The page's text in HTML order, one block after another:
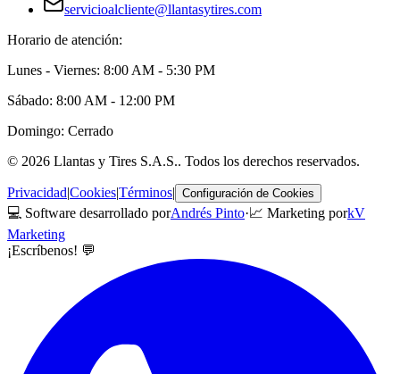
servicioalcliente@llantasytires.com
Horario de atención:
Lunes - Viernes: 8:00 AM - 5:30 PM
Sábado: 8:00 AM - 12:00 PM
Domingo: Cerrado
© 2026 Llantas y Tires S.A.S.. Todos los derechos reservados.
Privacidad|Cookies|Términos| Configuración de Cookies
💻 Software desarrollado porAndrés Pinto·📈 Marketing porkV
Marketing
¡Escríbenos! 💬